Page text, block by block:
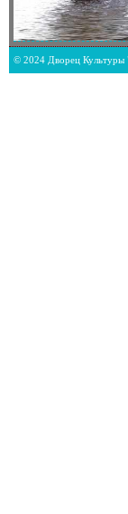
© 2024 Дворец Культуры